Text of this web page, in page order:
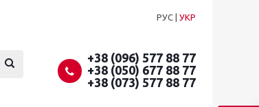
РУС УКР
+38 (096) 577 88 77
+38 (050) 677 88 77
+38 (073) 577 88 77